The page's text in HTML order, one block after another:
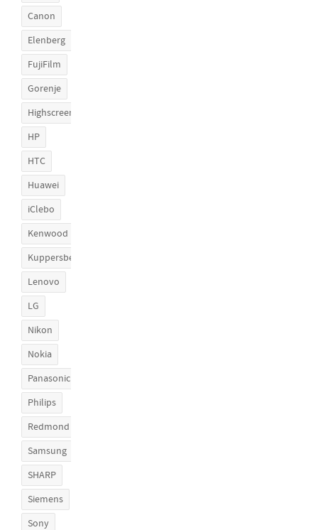
Canon
Elenberg
FujiFilm
Gorenje
Highscreen
HP
HTC
Huawei
iClebo
Kenwood
Kuppersberg
Lenovo
LG
Nikon
Nokia
Panasonic
Philips
Redmond
Samsung
SHARP
Siemens
Sony